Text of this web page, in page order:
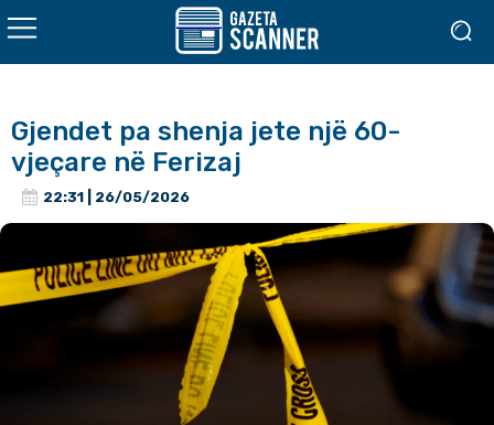
Gjendet pa shenja jete një 60-
vjeçare në Ferizaj
22:31 | 26/05/2026